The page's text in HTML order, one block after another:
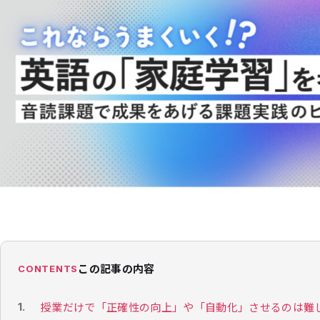
CONTENTS この記事の内容
授業だけで「正確性の向上」や「自動化」させるのは難